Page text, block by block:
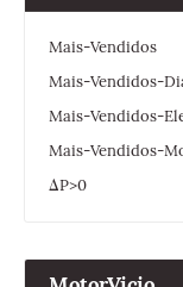
Mais-Vendidos
Mais-Vendidos-
Mais-Vendidos-
Mais-Vendidos-
ΔP>0